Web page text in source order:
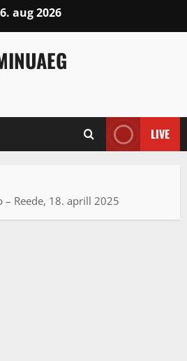
6. aug 2026
LIVE
Reede, 18. aprill 2025